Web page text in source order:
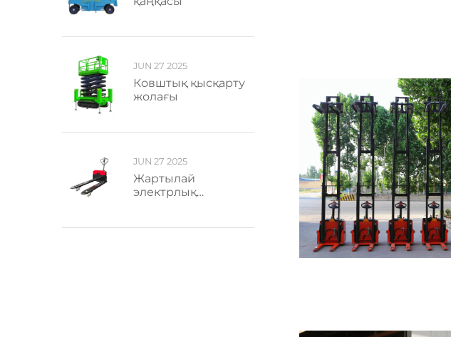
JUN 27 2025
Ковштық қысқарту
жолағы
JUN 27 2025
Жартылай
электрлық